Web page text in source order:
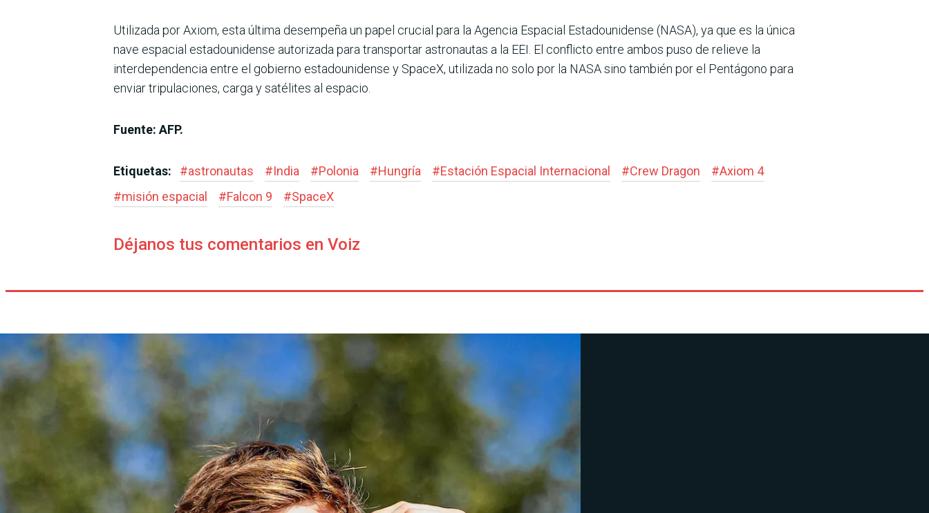
Utilizada por Axiom, esta última desempeña un papel crucial para la Agencia Espacial Estadounidense (NASA), ya que es la única
nave espacial estadounidense autorizada para transportar astronautas a la EEI. El conflicto entre ambos puso de relieve la
interdependencia entre el gobierno estadounidense y SpaceX, utilizada no solo por la NASA sino también por el Pentágono para
enviar tripulaciones, carga y satélites al espacio.
Fuente: AFP.
Etiquetas: #astronautas #India #Polonia #Hungría #Estación Espacial Internacional #Crew Dragon #Axiom 4
#misión espacial #Falcon 9 #SpaceX
Déjanos tus comentarios en Voiz